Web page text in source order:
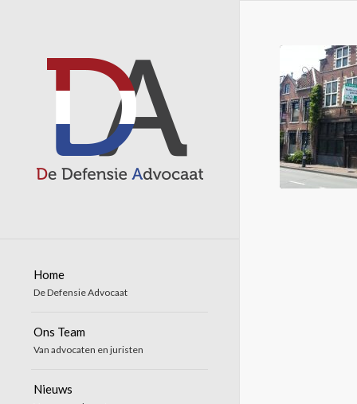
Home
De Defensie Advocaat
Ons Team
Van advocaten en juristen
Nieuws